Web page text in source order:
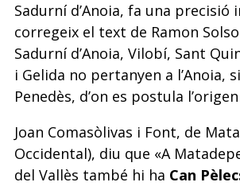
Sadurní d’Anoia, fa una precisió
corregeix el text de Ramon
Sadurní d’Anoia, Vilobí, Sant
i Gelida no pertanyen a l’Anoia,
Penedès, d’on es postula
Joan Comasòlivas i Font, de
Occidental), diu que «A
del Vallès també hi ha Can